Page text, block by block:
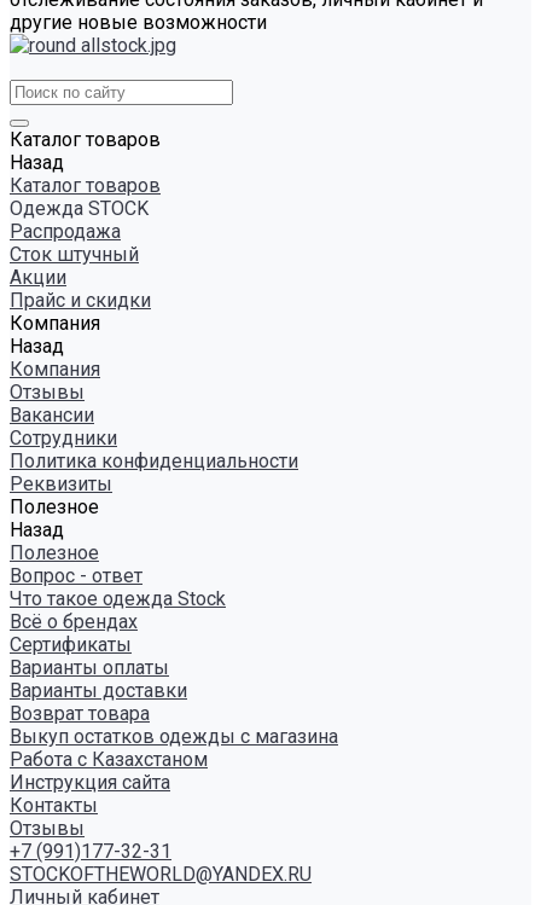
другие новые возможности
Каталог товаров
Назад
Каталог товаров
Одежда STOCK
Распродажа
Сток штучный
Акции
Прайс и скидки
Компания
Назад
Компания
Отзывы
Вакансии
Сотрудники
Политика конфиденциальности
Реквизиты
Полезное
Назад
Полезное
Вопрос - ответ
Что такое одежда Stock
Всё о брендах
Сертификаты
Варианты оплаты
Варианты доставки
Возврат товара
Выкуп остатков одежды с магазина
Работа с Казахстаном
Инструкция сайта
Контакты
Отзывы
+7 (991)177-32-31
STOCKOFTHEWORLD@YANDEX.RU
Личный кабинет